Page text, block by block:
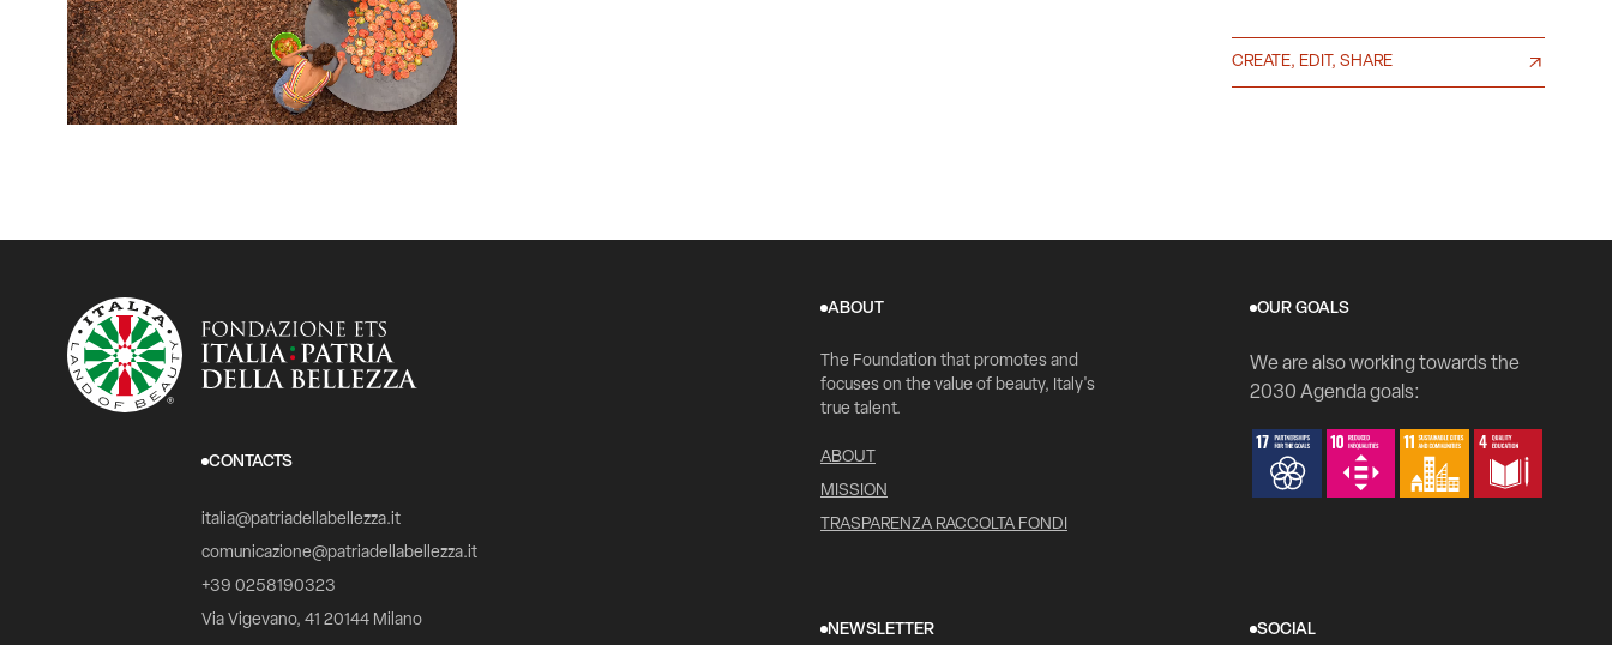
CREATE, EDIT, SHARE
CONTACTS
italia@patriadellabellezza.it
comunicazione@patriadellabellezza.it
+39 0258190323
Via Vigevano, 41 20144 Milano
ABOUT
The Foundation that promotes and
focuses on the value of beauty, Italy's
true talent.
ABOUT
MISSION
TRASPARENZA RACCOLTA FONDI
OUR GOALS
We are also working towards the
2030 Agenda goals:
NEWSLETTER SOCIAL